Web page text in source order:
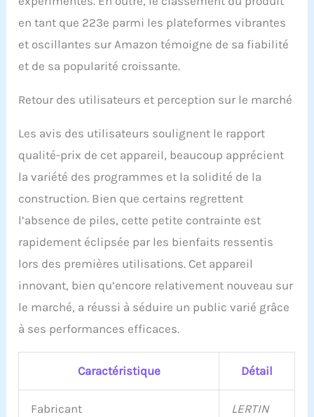
La coopération avec
différents modes peut
renforcer la force du
noyau tout en
augmentant la flexibilité.
médecin si vous avez des
conditions médicales
ce produit. Par exemple
enceinte et en période
menstruelle, maladies
cardiovasculaires,
ostéoporose, problèmes
cardiaques, hypertension
Télécommande et
rangement facile : avec la
télécommande, vous
pouvez contrôler la
machine à distance.
L'écran LED vous permet
de voir facilement l'heure
et la vitesse pour une vue
vibrante compacte avec
seulement 7,5 kg de
poids, peut économiser
en tant que 223e parmi les plateformes vibrantes
et oscillantes sur Amazon témoigne de sa fiabilité
et de sa popularité croissante.
Retour des utilisateurs et perception sur le marché
Les avis des utilisateurs soulignent le rapport
qualité-prix de cet appareil, beaucoup apprécient
la variété des programmes et la solidité de la
construction. Bien que certains regrettent
l’absence de piles, cette petite contrainte est
rapidement éclipsée par les bienfaits ressentis
lors des premières utilisations. Cet appareil
innovant, bien qu’encore relativement nouveau sur
le marché, a réussi à séduire un public varié grâce
à ses performances efficaces.
Caractéristique Détail
Fabricant LERTIN